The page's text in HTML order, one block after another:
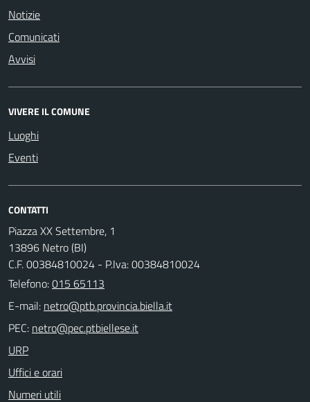
Notizie
Comunicati
Avvisi
VIVERE IL COMUNE
Luoghi
Eventi
CONTATTI
Piazza XX Settembre, 1
13896 Netro (BI)
C.F. 00384810024 - P.Iva: 00384810024
Telefono:015 65113
E-mail:
PEC:
URP
Uffici e orari
Numeri utili